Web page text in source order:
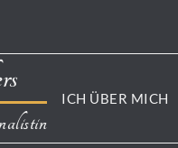
ICH ÜBER MICH